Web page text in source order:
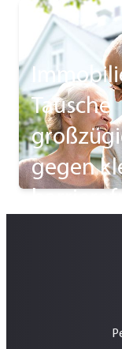
Tausche
gegen